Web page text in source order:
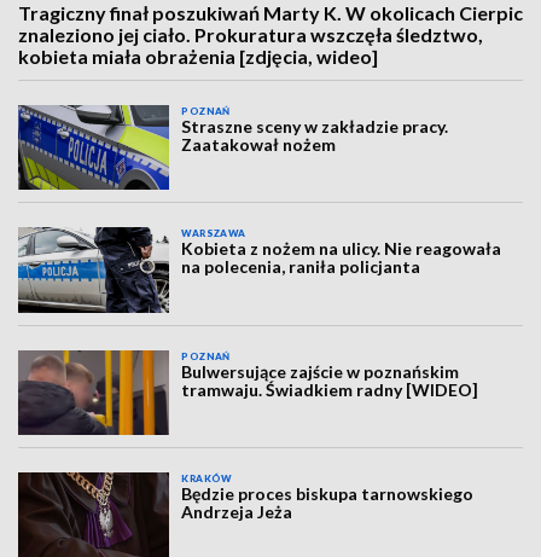
Tragiczny finał poszukiwań Marty K. W okolicach Cierpic
znaleziono jej ciało. Prokuratura wszczęła śledztwo,
kobieta miała obrażenia [zdjęcia, wideo]
POZNAŃ
Straszne sceny w zakładzie pracy.
Zaatakował nożem
WARSZAWA
Kobieta z nożem na ulicy. Nie reagowała
na polecenia, raniła policjanta
POZNAŃ
Bulwersujące zajście w poznańskim
tramwaju. Świadkiem radny [WIDEO]
KRAKÓW
Będzie proces biskupa tarnowskiego
Andrzeja Jeża